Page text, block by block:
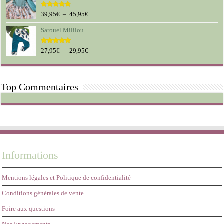
à
19,95€
Note5.00
39,95€ – 45,95€Plage
de
à
45,95€
Sarouel Mililou
Note5.00
27,95€ – 29,95€Plage
de
prix :
à
29,95€
Top Commentaires
Informations
Mentions légales et Politique de confidentialité
Conditions générales de vente
Foire aux questions